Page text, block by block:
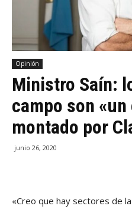
Opinión
Ministro Saín:
campo son
montado por
junio 26, 2020
«Creo que hay sectores de